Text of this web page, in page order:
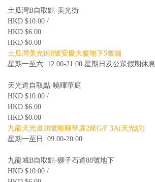
土瓜灣B自取點-美光街
HKD $10.00 /
HKD $6.00
HKD $0.00
土瓜灣美光街8號安慶大廈地下5號舖
星期一至六: 12:00-21:00 星期日及公眾假期休息
天光道自取點-曉暉華庭
HKD $10.00 /
HKD $6.00
HKD $0.00
九龍天光道28號曉暉華庭2座G/F 3A(天光駅)
星期一至日: 09:00-20:00
九龍城B自取點-獅子石道88號地下
HKD $10.00 /